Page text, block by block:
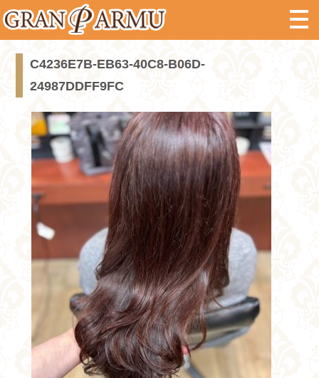
C4236E7B-EB63-40C8-B06D-
24987DDFF9FC